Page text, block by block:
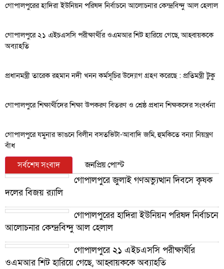
গোপালপুরের হাদিরা ইউনিয়ন পরিষদ নির্বাচনে আলোচনার কেন্দ্রবিন্দু আল হেলাল
গোপালপুরে ২১ এইচএসসি পরীক্ষার্থীর ওএমআর শিট হারিয়ে গেছে, আহ্বায়ককে
অব্যাহতি
প্রধানমন্ত্রী তারেক রহমান নদী খনন কর্মসূচির উদ্যোগ গ্রহণ করেছে : প্রতিমন্ত্রী টুকু
গোপালপুরে শিক্ষার্থীদের শিক্ষা উপকরণ বিতরণ ও শ্রেষ্ঠ প্রধান শিক্ষকদের সংবর্ধনা
গোপালপুরে যমুনার ভাঙনে বিলীন বসতভিটা-আবাদি জমি, হুমকিতে বন্যা নিয়ন্ত্রণ
বাঁধ
সর্বশেষ সংবাদ জনপ্রিয় পোস্ট
গোপালপুরে জুলাই গণঅভ্যুত্থান দিবসে কৃষক
দলের বিজয় র‍্যালি
গোপালপুরের হাদিরা ইউনিয়ন পরিষদ নির্বাচনে
আলোচনার কেন্দ্রবিন্দু আল হেলাল
গোপালপুরে ২১ এইচএসসি পরীক্ষার্থীর
ওএমআর শিট হারিয়ে গেছে, আহ্বায়ককে অব্যাহতি